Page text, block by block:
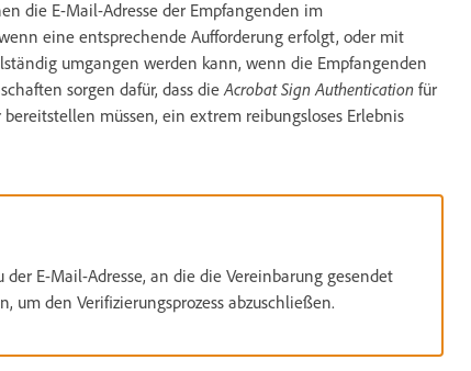
die E-Mail-Adresse der Empfangenden im
eine entsprechende Aufforderung erfolgt, oder mit
umgangen werden kann, wenn die Empfangenden
sorgen dafür, dass dieAcrobat Sign Authentication für
müssen, ein extrem reibungsloses Erlebnis
E-Mail-Adresse, an die die Vereinbarung gesendet
um den Verifizierungsprozess abzuschließen.